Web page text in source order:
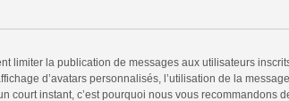
limiter la publication de messages aux utilisateurs
d’avatars personnalisés, l’utilisation de la
court instant, c’est pourquoi nous vous recommandons